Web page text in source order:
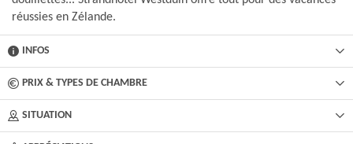
réussies en Zélande.
INFOS
PRIX & TYPES DE CHAMBRE
SITUATION